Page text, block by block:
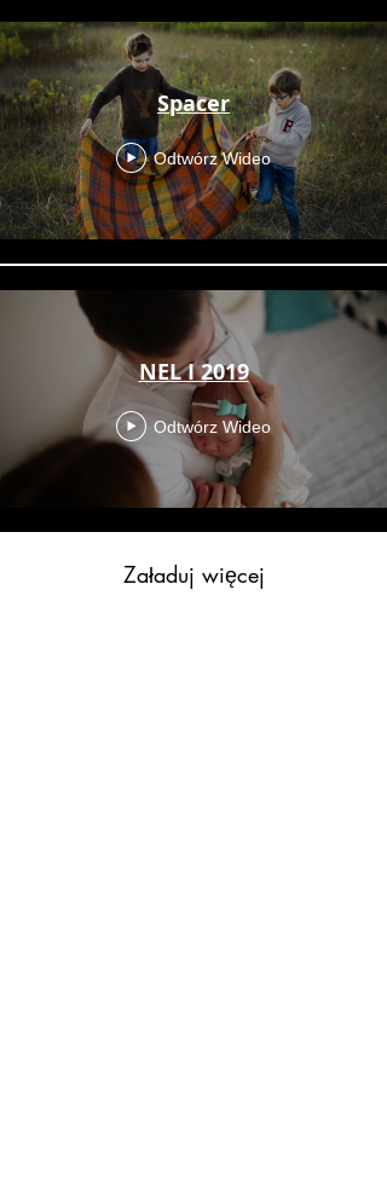
Spacer
Odtwórz Wideo
NEL I 2019
Odtwórz Wideo
Załaduj więcej